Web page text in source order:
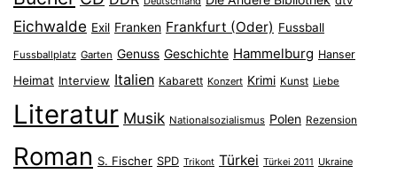
Eichwalde Exil Franken Frankfurt (Oder) Fussball
Fussballplatz Garten Genuss Geschichte Hammelburg Hanser
Heimat Interview Italien Kabarett Konzert Krimi Kunst Liebe
Literatur Musik Nationalsozialismus Polen Rezension
Roman S. Fischer SPD Trikont Türkei Türkei 2011 Ukraine